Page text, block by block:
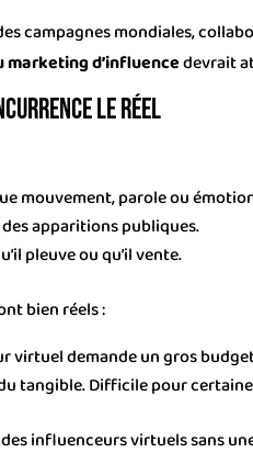
campagnes mondiales,
marketing d’influencedevrait
le réel
mouvement, parole ou
apparitions publiques.
pleuve ou qu’il vente.
bien réels :
virtuel demande un gros
tangible. Difficile pour
influenceurs virtuels sans